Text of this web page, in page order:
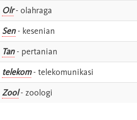
Olr- olahraga
Sen- kesenian
Tan- pertanian
telekom- telekomunikasi
Zool- zoologi